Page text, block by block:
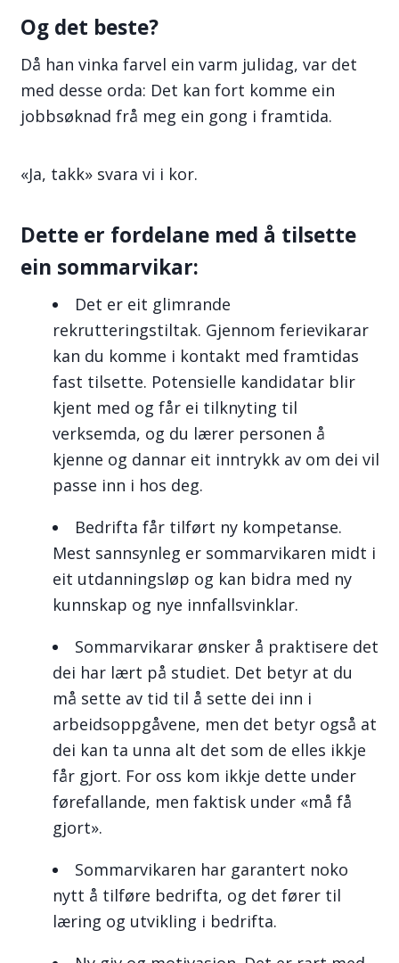
Og det beste?
Då han vinka farvel ein varm julidag, var det
med desse orda: Det kan fort komme ein
jobbsøknad frå meg ein gong i framtida.
«Ja, takk» svara vi i kor.
Dette er fordelane med å tilsette
ein sommarvikar:
Det er eit glimrande
rekrutteringstiltak. Gjennom ferievikarar
kan du komme i kontakt med framtidas
fast tilsette. Potensielle kandidatar blir
kjent med og får ei tilknyting til
verksemda, og du lærer personen å
kjenne og dannar eit inntrykk av om dei vil
passe inn i hos deg.
Bedrifta får tilført ny kompetanse.
Mest sannsynleg er sommarvikaren midt i
eit utdanningsløp og kan bidra med ny
kunnskap og nye innfallsvinklar.
Sommarvikarar ønsker å praktisere det
dei har lært på studiet. Det betyr at du
må sette av tid til å sette dei inn i
arbeidsoppgåvene, men det betyr også at
dei kan ta unna alt det som de elles ikkje
får gjort. For oss kom ikkje dette under
førefallande, men faktisk under «må få
gjort».
Sommarvikaren har garantert noko
nytt å tilføre bedrifta, og det fører til
læring og utvikling i bedrifta.